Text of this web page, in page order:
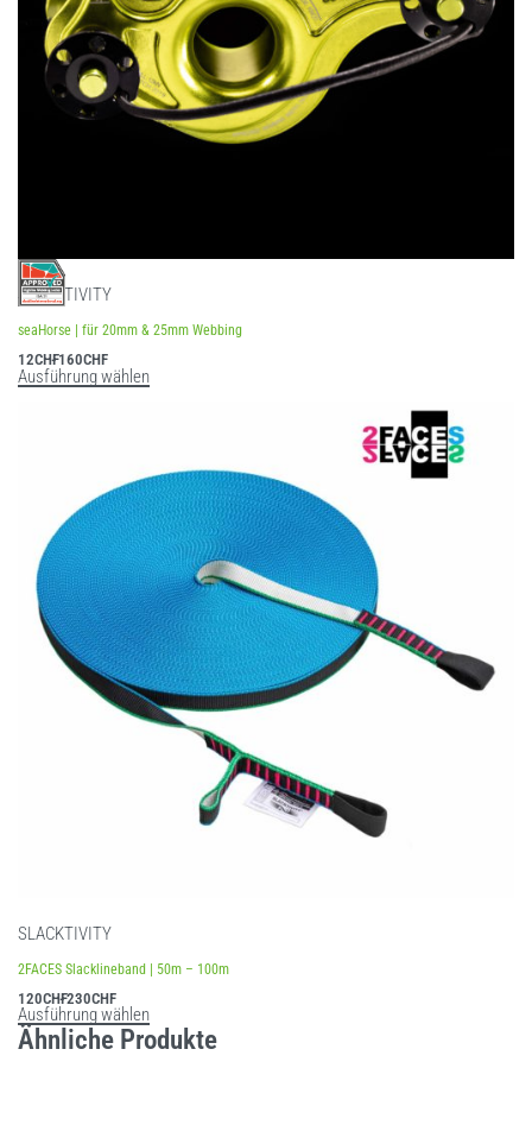
SLACKTIVITY
seaHorse | für 20mm & 25mm Webbing
12CHF160CHF
Ausführung wählen
SLACKTIVITY
2FACES Slacklineband | 50m – 100m
120CHF230CHF
Ausführung wählen
Ähnliche Produkte